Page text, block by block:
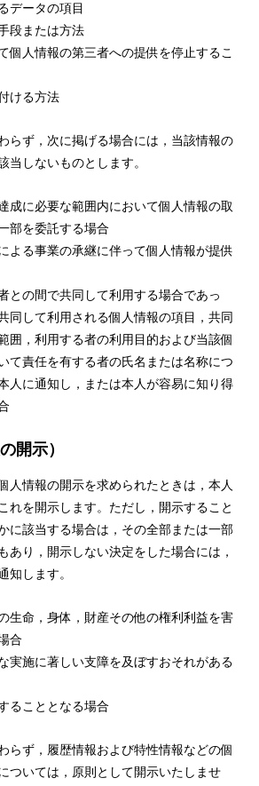
データの項目
段または方法
個人情報の第三者への提供を停止するこ
ける方法
らず，次に掲げる場合には，当該情報の
当しないものとします。
成に必要な範囲内において個人情報の取
部を委託する場合
よる事業の承継に伴って個人情報が提供
との間で共同して利用する場合であっ
同して利用される個人情報の項目，共同
囲，利用する者の利用目的および当該個
て責任を有する者の氏名または名称につ
人に通知し，または本人が容易に知り得
開示）
人情報の開示を求められたときは，本人
れを開示します。ただし，開示すること
に該当する場合は，その全部または一部
あり，開示しない決定をした場合には，
知します。
生命，身体，財産その他の権利利益を害
合
実施に著しい支障を及ぼすおそれがある
ることとなる場合
らず，履歴情報および特性情報などの個
ついては，原則として開示いたしませ